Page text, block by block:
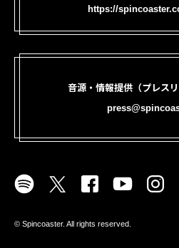
https://
音源・情報提供（プレス
©︎ Spincoaster. All rights reserved.